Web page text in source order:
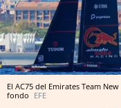
El AC75 del Emirates Team
fondo EFE